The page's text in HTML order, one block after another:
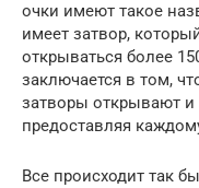
очки имеют такое
имеет затвор,
открываться более
заключается в том,
затворы открывают
предоставляя
Все происходит так